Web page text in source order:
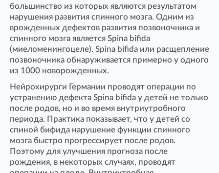
большинство из которых являются результатом
нарушения развития спинного мозга. Одним из
врожденных дефектов развития позвоночника и
спинного мозга является Spina bifida
(миеломенингоцеле). Spina bifida или расщепление
позвоночника обнаруживается примерно у одного
из 1000 новорожденных.
Нейрохирурги Германии проводят операции по
устранению дефекта Spina bifida у детей не только
после родов, но и во время внутриутробного
периода. Практика показывает, что у детей со
спиной бифида нарушение функции спинного
мозга быстро прогрессирует после родов.
Поэтому для улучшения прогноза после
рождения, в некоторых случаях, проводят